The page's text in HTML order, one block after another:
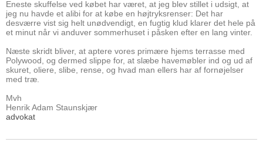
Eneste skuffelse ved købet har været, at jeg blev stillet i udsigt, at
jeg nu havde et alibi for at købe en højtryksrenser: Det har
desværre vist sig helt unødvendigt, en fugtig klud klarer det hele på
et minut når vi anduver sommerhuset i påsken efter en lang vinter.
Næste skridt bliver, at aptere vores primære hjems terrasse med
Polywood, og dermed slippe for, at slæbe havemøbler ind og ud af
skuret, oliere, slibe, rense, og hvad man ellers har af fornøjelser
med træ.
Mvh
Henrik Adam Staunskjær
advokat